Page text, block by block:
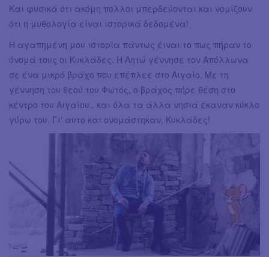
Και φυσικά ότι ακόμη πολλοι μπερδεύονται και νομίζουν
ότι η μυθολογία είναι ιστορικά δεδομένα!
Η αγαπημένη μου ιστορία πάντως έιναι το πως πήραν το
όνομά τους οι Κυκλάδες. Η Λητώ γέννησε τον Απόλλωνα
σε ένα μικρό βράχο που επέπλεε στο Αιγαίο. Με τη
γέννηση του θεού του Φωτός, ο βράχος πήρε θέση στο
κέντρο του Αιγαίου.. και όλα τα άλλα νησιά έκαναν κύκλο
γύρω του. Γι' αυτο και ονομάστηκαν, Κυκλάδες!